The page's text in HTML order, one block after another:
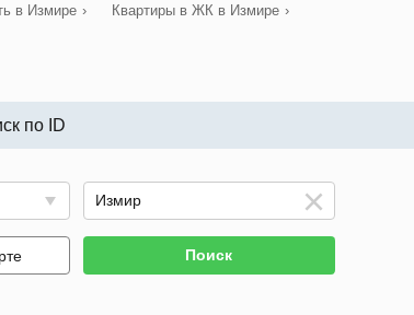
в Измире › Квартиры в ЖК в Измире ›
по ID
Поиск